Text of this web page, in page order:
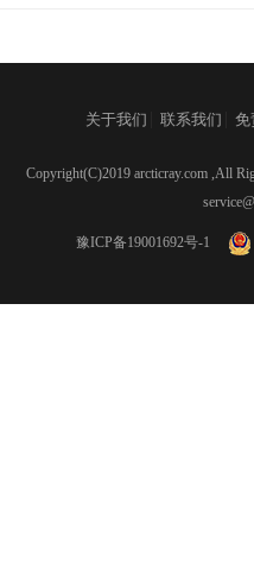
关于我们 联系我们 免
Copyright(C)2019 arcticray.com ,All
豫ICP备19001692号-1